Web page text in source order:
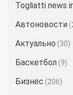
Togliatti news
Автоновости
Актуально (30)
Баскетбол (9)
Бизнес (206)